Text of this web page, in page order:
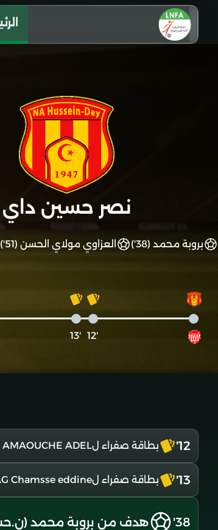
نصر حسين داي
بروبة محمد (38') العزاوي مولاي الحسن (51')
'12
'13
12' بطاقة صفراء لAMAOUCHE ADEL
13' بطاقة صفراء لHARRAG Chamsse eddine
38' هدف من بروبة محمد